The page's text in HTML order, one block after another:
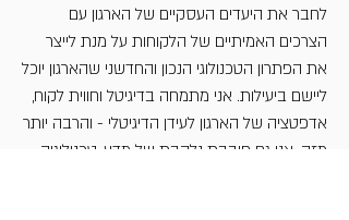
לחבר את היעדים העסקיים של הארגון עם
הצרכים האמיתיים של הלקוחות על מנת לייצר
את הפתרון הטכנולוגי הנכון והחדשני שהארגון יוכל
ליישם ביעילות. אני מתמחה בדיגיטל וחווית לקוח,
אדפטציה של הארגון לעידן הדיגיטלי - והרבה יותר
מזה. אני גם חובבת נלהבת של מדע, טכנולוגיה,